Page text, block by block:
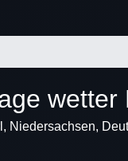
wetter
Niedersachsen,